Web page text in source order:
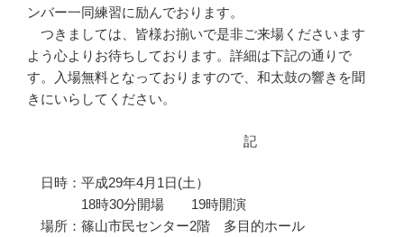
ンバー一同練習に励んでおります。
つきましては、皆様お揃いで是非ご来場くださいます
よう心よりお待ちしております。詳細は下記の通りで
す。入場無料となっておりますので、和太鼓の響きを聞
きにいらしてください。
記
日時：平成29年4月1日(土）
18時30分開場 19時開演
場所：篠山市民センター2階 多目的ホール